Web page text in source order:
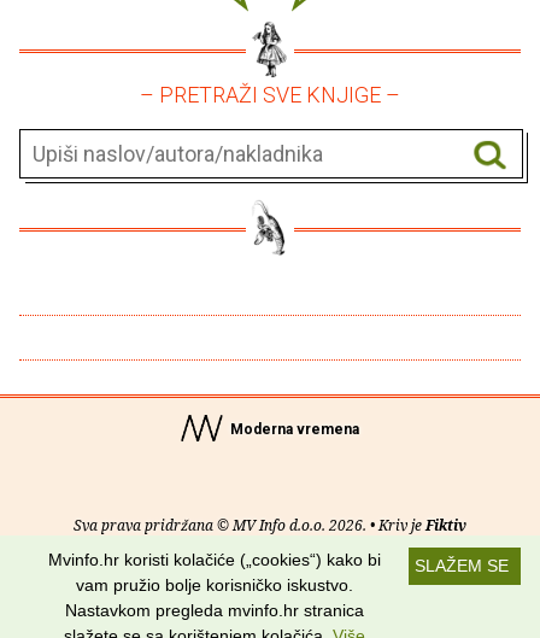
– PRETRAŽI SVE KNJIGE –
Moderna vremena
Sva prava pridržana © MV Info d.o.o. 2026. • Kriv jeFiktiv
O nama• Pomoć• Uvjeti korištenja•RSS kanali
Potraži nas na:
SLAŽEM SE
Mvinfo.hr koristi kolačiće („cookies“) kako bi
vam pružio bolje korisničko iskustvo.
Nastavkom pregleda mvinfo.hr stranica